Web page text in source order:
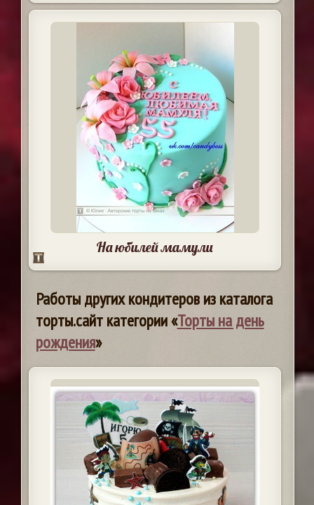
На юбилей мамули
Работы других кондитеров из каталога
торты.сайт категории «Торты на день
рождения»